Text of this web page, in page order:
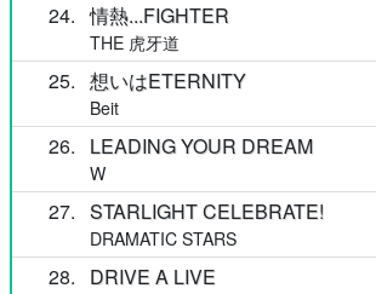
24 情熱...FIGHTER
THE 虎牙道
25 想いはETERNITY
Beit
26 LEADING YOUR DREAM
W
27 STARLIGHT CELEBRATE!
DRAMATIC STARS
28 DRIVE A LIVE